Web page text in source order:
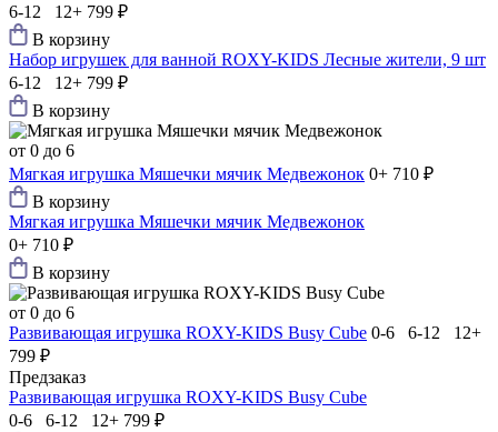
6-12 12+ 799 ₽
В корзину
Набор игрушек для ванной ROXY-KIDS Лесные жители, 9 шт
6-12 12+ 799 ₽
В корзину
от 0 до 6
Мягкая игрушка Мяшечки мячик Медвежонок 0+ 710 ₽
В корзину
Мягкая игрушка Мяшечки мячик Медвежонок
0+ 710 ₽
В корзину
от 0 до 6
Развивающая игрушка ROXY-KIDS Busy Сube 0-6 6-12 12+
799 ₽
Предзаказ
Развивающая игрушка ROXY-KIDS Busy Сube
0-6 6-12 12+ 799 ₽